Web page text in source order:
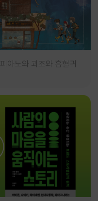
피아노와 괴조와 흡혈귀